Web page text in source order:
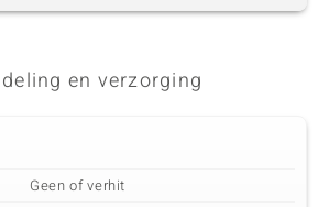
en verzorging
Geen of verhit